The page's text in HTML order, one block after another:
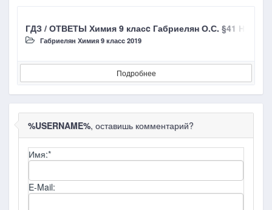
ГДЗ / ОТВЕТЫ Химия 9 класc Габриелян О.С. §41
Габриелян Химия 9 класc 2019
Подробнее
%USERNAME%, оставишь комментарий?
Имя:*
E-Mail: